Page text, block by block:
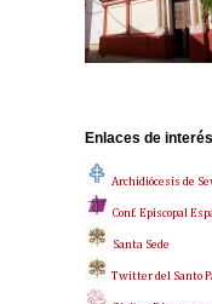
Enlaces de interés
Archidiócesis de
Conf. Episcopal
Santa Sede
Twitter del Santo